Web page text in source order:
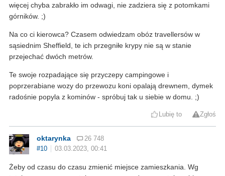
więcej chyba zabrakło im odwagi, nie zadziera się z potomkami
górników. ;)
Na co ci kierowca? Czasem odwiedzam obóz travellersów w
sąsiednim Sheffield, te ich przegniłe krypy nie są w stanie
przejechać dwóch metrów.
Te swoje rozpadające się przyczepy campingowe i
poprzerabiane wozy do przewozu koni opalają drewnem, dymek
radośnie popyla z kominów - spróbuj tak u siebie w domu. ;)
Lubię to Zgłoś
oktarynka
26 748
#10
03.03.2023, 00:41
Żeby od czasu do czasu zmienić miejsce zamieszkania. Wg